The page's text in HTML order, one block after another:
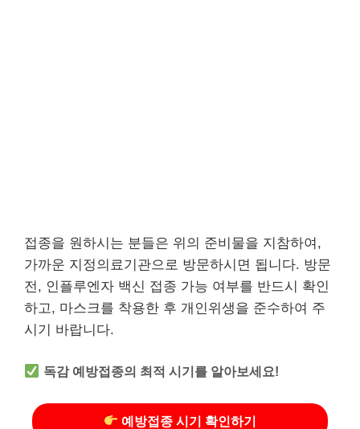
접종을 원하시는 분들은 위의 준비물을 지참하여,
가까운 지정의료기관으로 방문하시면 됩니다. 방문
전, 인플루엔자 백신 접종 가능 여부를 반드시 확인
하고, 마스크를 착용한 후 개인위생을 준수하여 주
시기 바랍니다.
독감 예방접종의 최적 시기를 알아보세요!
예방접종 시기 확인하기